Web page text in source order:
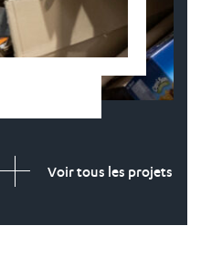
Voir tous les projets